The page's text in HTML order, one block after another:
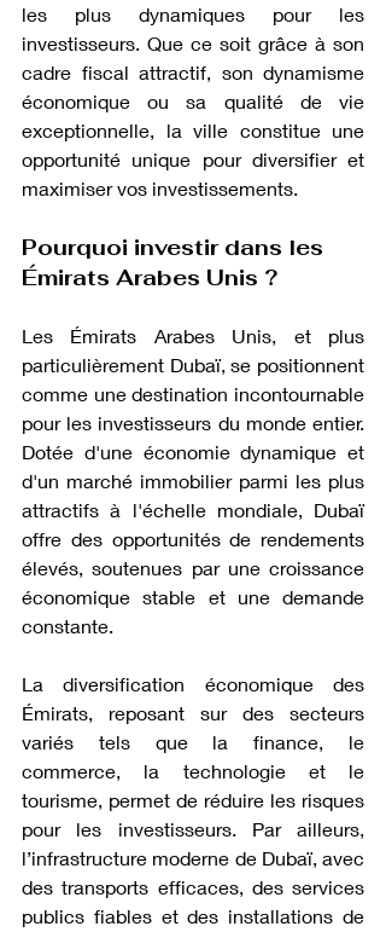
les plus dynamiques pour les
investisseurs. Que ce soit grâce à son
cadre fiscal attractif, son dynamisme
économique ou sa qualité de vie
exceptionnelle, la ville constitue une
opportunité unique pour diversifier et
maximiser vos investissements.
Pourquoi investir dans les
Émirats Arabes Unis ?
Les Émirats Arabes Unis, et plus
particulièrement Dubaï, se positionnent
comme une destination incontournable
pour les investisseurs du monde entier.
Dotée d'une économie dynamique et
d'un marché immobilier parmi les plus
attractifs à l'échelle mondiale, Dubaï
offre des opportunités de rendements
élevés, soutenues par une croissance
économique stable et une demande
constante.
La diversification économique des
Émirats, reposant sur des secteurs
variés tels que la finance, le
commerce, la technologie et le
tourisme, permet de réduire les risques
pour les investisseurs. Par ailleurs,
l’infrastructure moderne de Dubaï, avec
des transports efficaces, des services
publics fiables et des installations de